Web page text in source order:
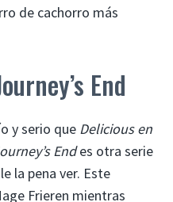
de cachorro más
End
y serio que Delicious en
Endes otra serie
la pena ver. Este
Frieren mientras